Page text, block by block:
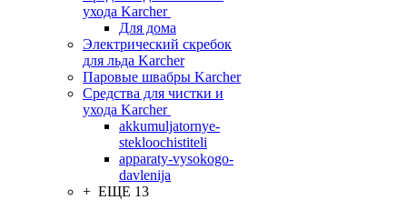
ухода Karcher
Для дома
Электрический скребок
для льда Karcher
Паровые швабры Karcher
Средства для чистки и
ухода Karcher
akkumuljatornye-
stekloochistiteli
apparaty-vysokogo-
davlenija
+ ЕЩЕ 13